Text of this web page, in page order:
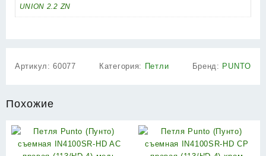
UNION 2.2 ZN
Артикул:60077 Категория: Петли Бренд: PUNTO
Похожие